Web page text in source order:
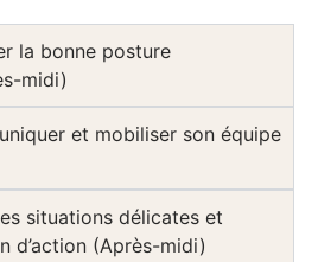
la bonne posture
midi)
et mobiliser son équipe
situations délicates et
d’action (Après-midi)